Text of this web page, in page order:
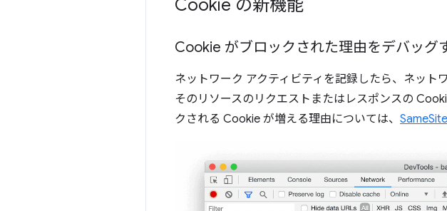
Cookie の新機能
Cookie がブロックされた理由をデバッグ
ネットワーク アクティビティを記録したら、ネット
そのリソースのリクエストまたはレスポンスの
クされる Cookie が増える理由については、